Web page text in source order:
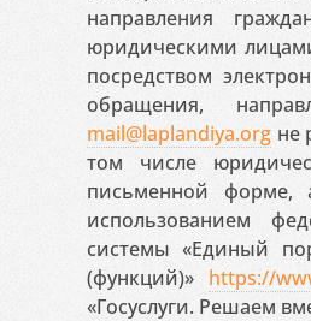
направления
юридическими
посредством
обращения,
mail@laplandiya.org не
том числе
письменной форме,
использованием
системы «Единый
(функций)» https://
«Госуслуги. Решаем